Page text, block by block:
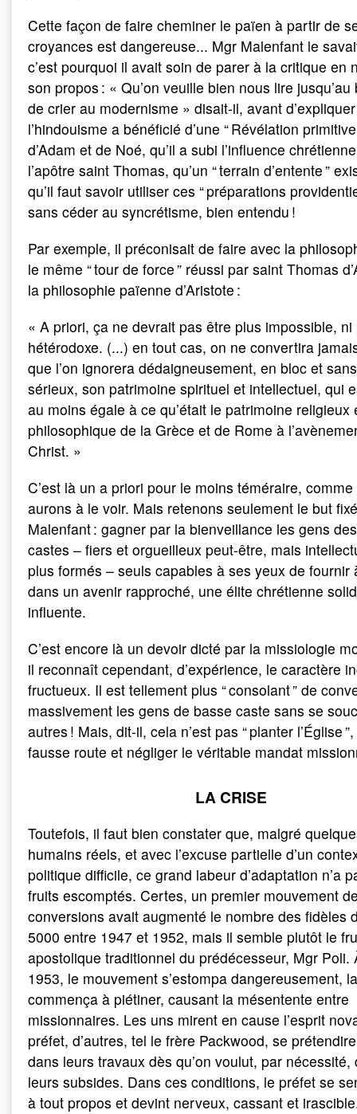
Cette façon de faire cheminer le païen à partir de
croyances est dangereuse... Mgr Malenfant le
c’est pourquoi il avait soin de parer à la critique en
son propos : « Qu’on veuille bien nous lire
de crier au modernisme » disait-il, avant
l’hindouisme a bénéficié d’une “ Révélation
d’Adam et de Noé, qu’il a subi l’influence
l’apôtre saint Thomas, qu’un “ terrain d’entente ”
qu’il faut savoir utiliser ces “ préparations
sans céder au syncrétisme, bien entendu !
Par exemple, il préconisait de faire avec la
le même “ tour de force ” réussi par saint Thomas
la philosophie païenne d’Aristote :
« A priori, ça ne devrait pas être plus impossible, ni
hétérodoxe. (...) en tout cas, on ne convertira
que l’on ignorera dédaigneusement, en bloc et
sérieux, son patrimoine spirituel et intellectuel, qui
au moins égale à ce qu’était le patrimoine religieux
philosophique de la Grèce et de Rome à
Christ. »
C’est là un a priori pour le moins téméraire,
aurons à le voir. Mais retenons seulement le but
Malenfant : gagner par la bienveillance les gens
castes – fiers et orgueilleux peut-être, mais
plus formés – seuls capables à ses yeux de fournir
dans un avenir rapproché, une élite chrétienne
influente.
C’est encore là un devoir dicté par la missiologie
il reconnaît cependant, d’expérience, le caractère
fructueux. Il est tellement plus “ consolant ” de
massivement les gens de basse caste sans se
autres ! Mais, dit-il, cela n’est pas “ planter l’Église
fausse route et négliger le véritable mandat
LA CRISE
Toutefois, il faut bien constater que, malgré
humains réels, et avec l’excuse partielle d’un
politique difficile, ce grand labeur d’adaptation n’a
fruits escomptés. Certes, un premier mouvement
conversions avait augmenté le nombre des fidèles
5000 entre 1947 et 1952, mais il semble plutôt le
apostolique traditionnel du prédécesseur, Mgr Poli.
1953, le mouvement s’estompa dangereusement,
commença à piétiner, causant la mésentente entre
missionnaires. Les uns mirent en cause l’esprit
préfet, d’autres, tel le frère Packwood, se
dans leurs travaux dès qu’on voulut, par nécessité,
leurs subsides. Dans ces conditions, le préfet se
à tout propos et devint nerveux, cassant et